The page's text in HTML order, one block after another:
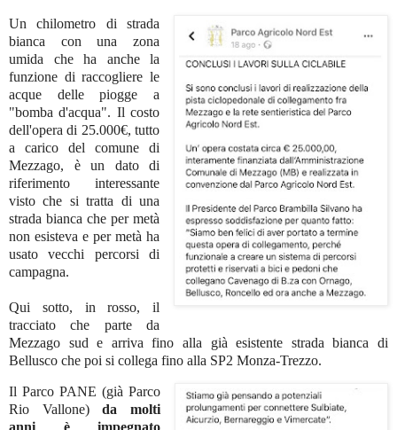
Un chilometro di strada
bianca con una zona
umida che ha anche la
funzione di raccogliere le
acque delle piogge a
"bomba d'acqua". Il costo
dell'operadi 25.000€, tutto
a carico del comune di
Mezzago, è un dato di
riferimento interessante
visto che si tratta di una
strada bianca che per metà
non esisteva e per metà ha
usato vecchi percorsi di
campagna.
Qui sotto, in rosso, il
tracciato che parte da
Mezzago sud e arriva fino alla già esistente strada bianca di
Bellusco che poi si collega fino alla SP2 Monza-Trezzo.
Il Parco PANE (già Parco
Rio Vallone)da molti